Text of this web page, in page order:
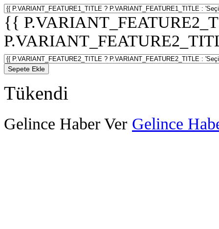
{{
Sepete Ekle
Tükendi
Gelince Haber Ver Gelince